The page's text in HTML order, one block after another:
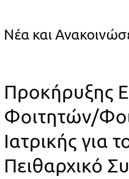
Νέα και
Προκήρυξης
Φοιτητών/
Ιατρικής για
Πειθαρχικό